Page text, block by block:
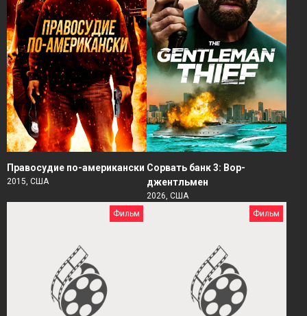
Правосудие по-американски
2015, США
Сорвать банк 3: Вор-
джентльмен
2026, США
Фильм
Фильм